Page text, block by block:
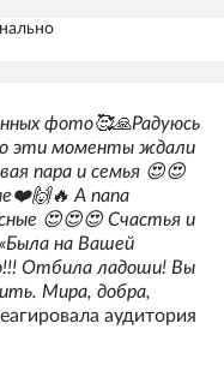
фото🥰🙏Радуюсь
эти моменты ждали
пара и семья 😍😍
А папа
😍😍😍 Счастья и
на Вашей
Отбила ладоши! Вы
Мира, добра,
аудитория